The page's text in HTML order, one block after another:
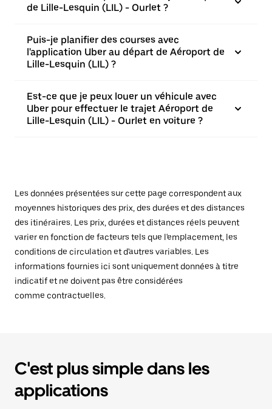
de Lille-Lesquin (LIL) - Ourlet ?
Puis-je planifier des courses avec
l'application Uber au départ de Aéroport de
Lille-Lesquin (LIL) ?
Est-ce que je peux louer un véhicule avec
Uber pour effectuer le trajet Aéroport de
Lille-Lesquin (LIL) - Ourlet en voiture ?
Les données présentées sur cette page correspondent aux
moyennes historiques des prix, des durées et des distances
des itinéraires. Les prix, durées et distances réels peuvent
varier en fonction de facteurs tels que l'emplacement, les
conditions de circulation et d'autres variables. Les
informations fournies ici sont uniquement données à titre
indicatif et ne doivent pas être considérées
comme contractuelles.
C'est plus simple dans les
applications